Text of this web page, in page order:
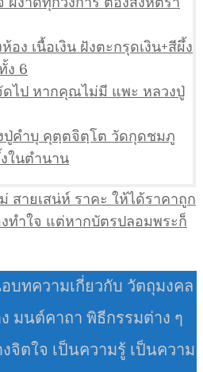
ง เนื้อเงิน ฝังตะกรุดเงิน+สีผึ้ง
ง 6
ไป หากคุณไม่มี แพะ หลวงปู่
ปู่คำบุ คุตฺตจิตฺโต วัดกุดชมภู
ในตำนาน
สายเสน่ห์ ราคะ ให้ได้ราคาถูก
ทำใจ แต่หากบัตรปลอมพระก็
บทความเกี่ยวกับ วัตถุมงคล
ง มนต์คาถา พิธีกรรมต่าง ๆ
จิตใจ เป็นความรู้ เป็นความ